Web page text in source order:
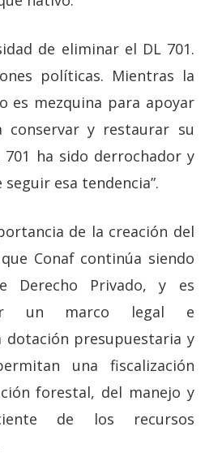
de eliminar el DL 701.
políticas. Mientras la
es mezquina para apoyar
y restaurar su
ha sido derrochador y
esa tendencia”.
de la creación del
Conaf continúa siendo
Derecho Privado, y es
un marco legal e
presupuestaria y
una fiscalización
forestal, del manejo y
de los recursos